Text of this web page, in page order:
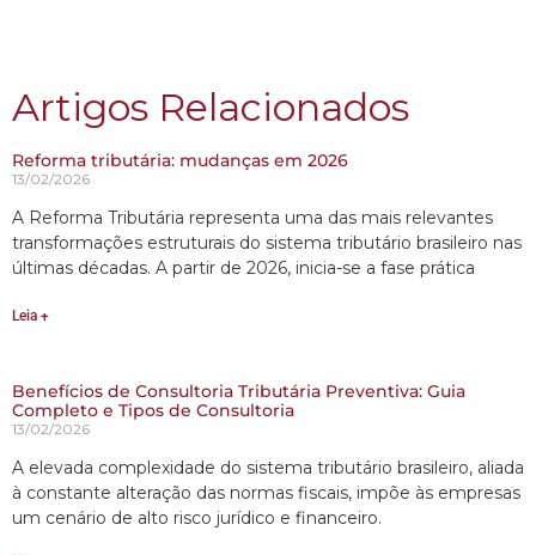
Artigos Relacionados
Reforma tributária: mudanças em 2026
13/02/2026
A Reforma Tributária representa uma das mais relevantes
transformações estruturais do sistema tributário brasileiro nas
últimas décadas. A partir de 2026, inicia-se a fase prática
Leia +
Benefícios de Consultoria Tributária Preventiva: Guia
Completo e Tipos de Consultoria
13/02/2026
A elevada complexidade do sistema tributário brasileiro, aliada
à constante alteração das normas fiscais, impõe às empresas
um cenário de alto risco jurídico e financeiro.